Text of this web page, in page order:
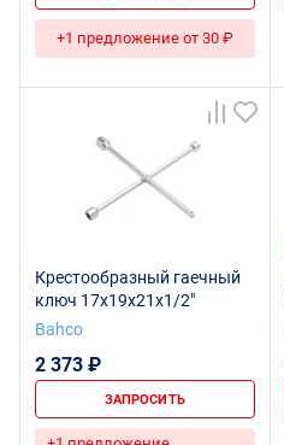
+1 предложение от 30 ₽
Крестообразный гаечный
ключ 17x19x21x1/2"
Bahco
2 373 ₽
ЗАПРОСИТЬ